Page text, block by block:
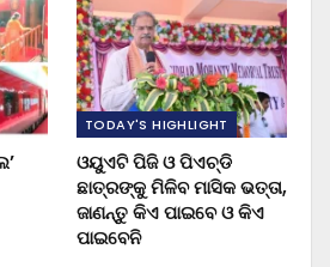
TODAY'S HIGHLIGHT
ଓୟୁଏଟି ପିଜି ଓ ପିଏଚ୍‌ଡି
ଛାତ୍ରଙ୍କୁ ମିଳିବ ମାସିକ ଭତ୍ତା,
ଜାଣନ୍ତୁ କିଏ ପାଇବେ ଓ କିଏ
ପାଇବେନି